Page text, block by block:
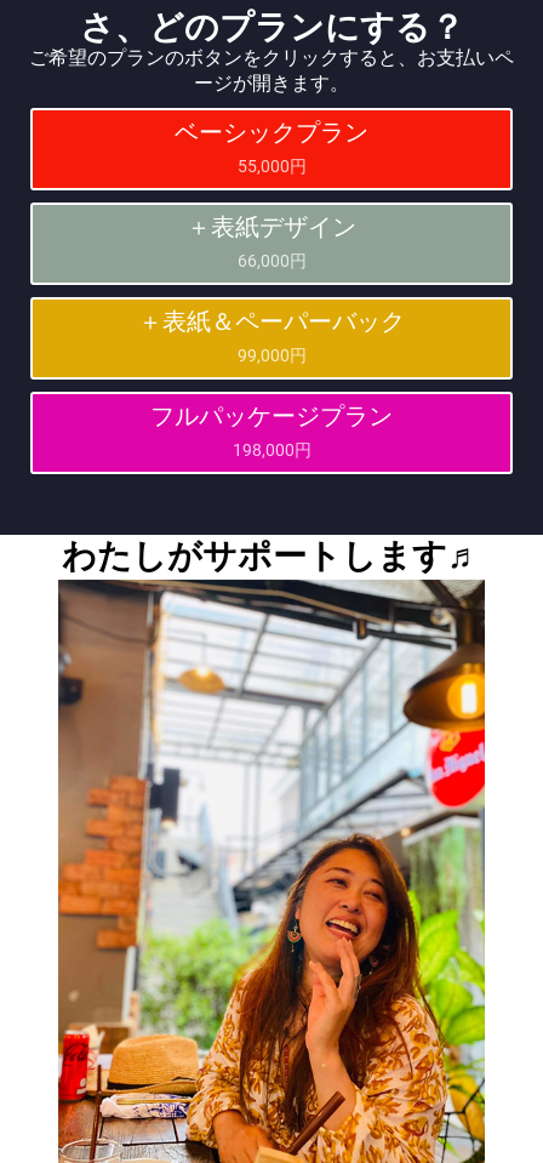
さ、どのプランにする？
ご希望のプランのボタンをクリックすると、お支払いペ
ージが開きます。
ベーシックプラン
55,000円
＋表紙デザイン
66,000円
＋表紙＆ペーパーバック
99,000円
フルパッケージプラン
198,000円
わたしがサポートします♬